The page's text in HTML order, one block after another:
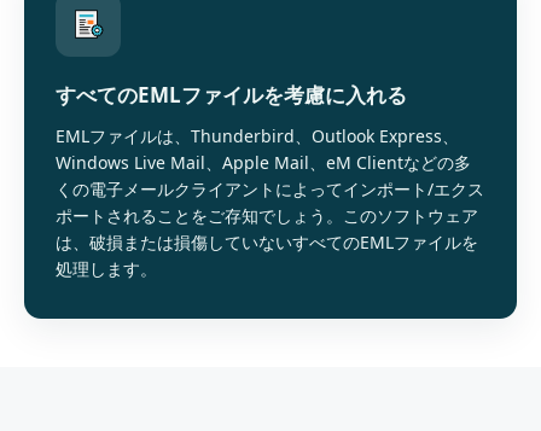
すべてのEMLファイルを考慮に入れる
EMLファイルは、Thunderbird、Outlook Express、
Windows Live Mail、Apple Mail、eM Clientなどの多
くの電子メールクライアントによってインポート/エクス
ポートされることをご存知でしょう。このソフトウェア
は、破損または損傷していないすべてのEMLファイルを
処理します。